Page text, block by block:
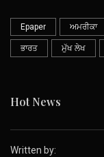
Epaper ਅਮਰੀਕਾ
ਭਾਰਤ ਮੁੱਖ ਲੇਖ
Hot News
Written by: